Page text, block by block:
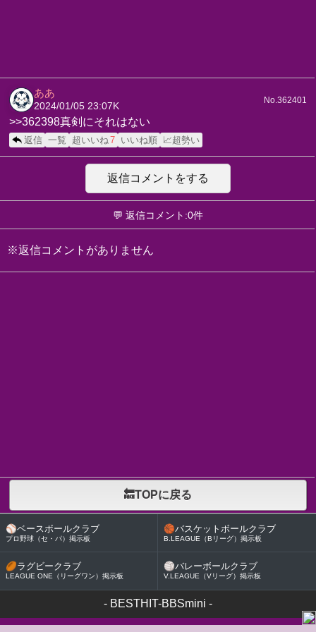
ああ
2024/01/05 23:07 K
No.362401
>>362398真剣にそれはない
返信 一覧 超いいね7 いいね順 📈超勢い
返信コメントをする
💬 返信コメント:0件
※返信コメントがありません
🔙TOPに戻る
⚾ベースボールクラブ
プロ野球（セ・パ）掲示板
🏀バスケットボールクラブ
B.LEAGUE（Bリーグ）掲示板
🏉ラグビークラブ
LEAGUE ONE（リーグワン）掲示板
🏐バレーボールクラブ
V.LEAGUE（Vリーグ）掲示板
- BESTHIT-BBSmini -